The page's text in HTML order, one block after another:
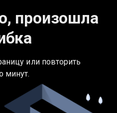
произошла
или повторить
минут.